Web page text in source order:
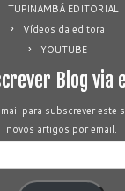
TUPINAMBÁ EDITORIAL
Vídeos da editora
YOUTUBE
Blog via
para subscrever este
novos artigos por email.